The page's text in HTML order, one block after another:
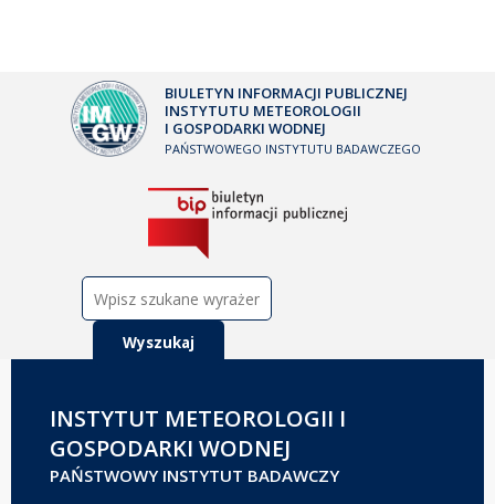
BIULETYN INFORMACJI PUBLICZNEJ
INSTYTUTU METEOROLOGII
I GOSPODARKI WODNEJ
PAŃSTWOWEGO INSTYTUTU BADAWCZEGO
INSTYTUT METEOROLOGII I
GOSPODARKI WODNEJ
PAŃSTWOWY INSTYTUT BADAWCZY